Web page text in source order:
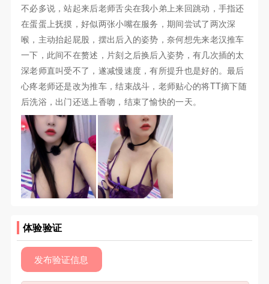
不必多说，站起来后老师舌尖在我小弟上来回跳动，手指还
在蛋蛋上抚摸，好似两张小嘴在服务，期间尝试了两次深
喉，主动抬起屁股，摆出后入的姿势，奈何想先来老汉推车
一下，此间不在赘述，片刻之后换后入姿势，有几次插的太
深老师直叫受不了，遂减慢速度，有所提升也是好的。最后
心疼老师还是改为推车，结束战斗，老师贴心的将TT摘下随
后洗浴，出门还送上香吻，结束了愉快的一天。
体验验证
发布验证信息